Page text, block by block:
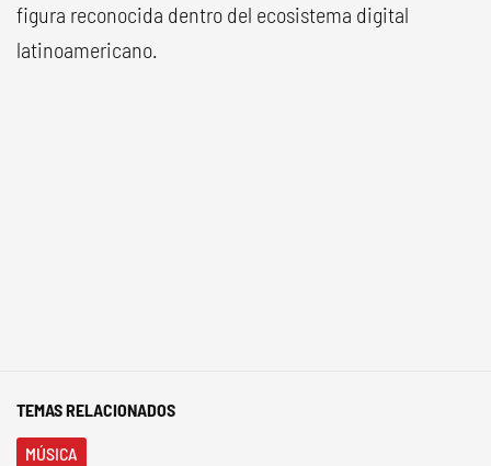
figura reconocida dentro del ecosistema digital
latinoamericano.
TEMAS RELACIONADOS
MÚSICA